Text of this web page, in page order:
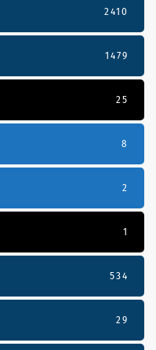
2410
1479
25
8
2
1
534
29